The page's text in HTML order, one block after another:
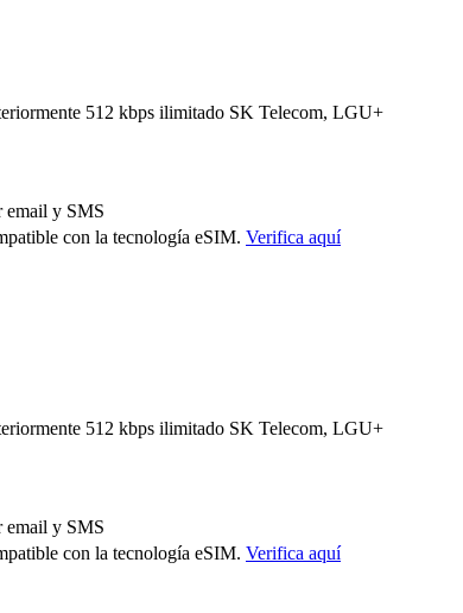
512 kbps ilimitado SK Telecom, LGU+
email y SMS
con la tecnología eSIM. Verifica aquí
512 kbps ilimitado SK Telecom, LGU+
email y SMS
con la tecnología eSIM. Verifica aquí